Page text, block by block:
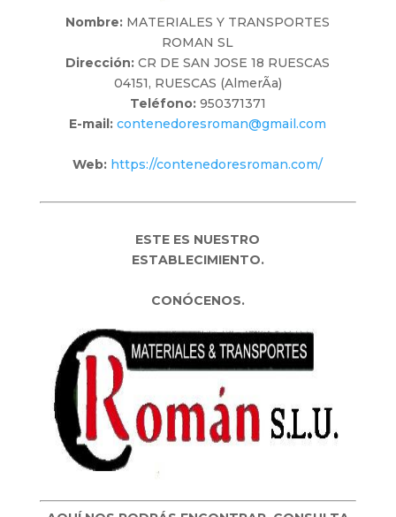
Nombre: MATERIALES Y TRANSPORTES
ROMAN SL
Dirección:CR DE SAN JOSE 18 RUESCAS
04151, RUESCAS (AlmerÃ­a)
Teléfono: 950371371
E-mail:contenedoresroman@gmail.com
Web: https://contenedoresroman.com/
ESTE ES NUESTRO
ESTABLECIMIENTO.
CONÓCENOS.